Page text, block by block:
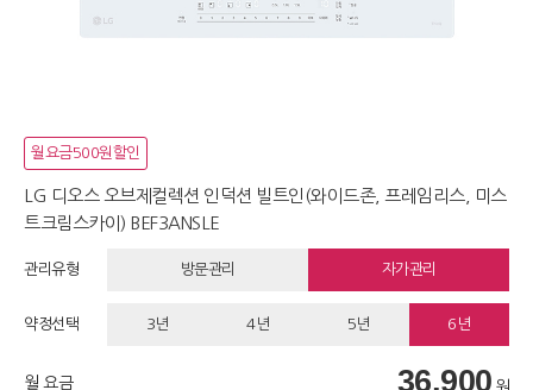
월요금500원할인
LG 디오스 오브제컬렉션 인덕션 빌트인(와이드존, 프레임리스, 미스
트크림스카이) BEF3ANSLE
관리유형 방문관리 자가관리
약정선택 3년 4년 5년 6년
월 요금 36,900 원